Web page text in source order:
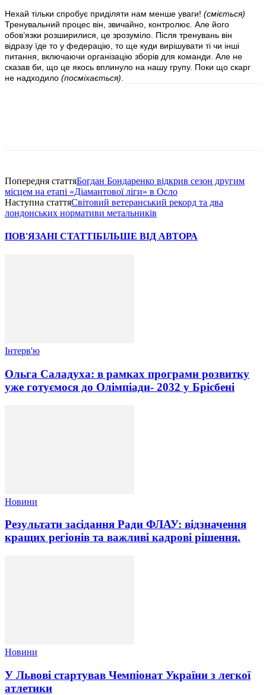
Нехай тільки спробує приділяти нам менше уваги! (сміється)
Тренувальний процес він, звичайно, контролює. Але його
обов’язки розширилися, це зрозуміло. Після тренувань він
відразу їде то у федерацію, то ще куди вирішувати ті чи інші
питання, включаючи організацію зборів для команди. Але не
сказав би, що це якось вплинуло на нашу групу. Поки що скарг
не надходило (посміхається)
Попередня статтяБогдан Бондаренко відкрив сезон другим
місцем на етапі «Діамантової ліги» в Осло
Наступна статтяСвітовий ветеранський рекорд та два
лондонських нормативи метальників
ПОВ'ЯЗАНІ СТАТТІБІЛЬШЕ ВІД АВТОРА
Інтерв'ю
Ольга Саладуха: в рамках програми розвитку
уже готуємося до Олімпіади- 2032 у Брісбені
Новини
Результати засідання Ради ФЛАУ: відзначення
кращих регіонів та важливі кадрові рішення.
Новини
У Львові стартував Чемпіонат України з легкої
атлетики